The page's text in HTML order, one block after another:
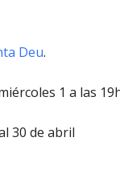
Deu.
1 a las
30 de abril